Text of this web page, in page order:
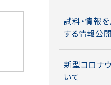
試料・情報
する情報公開
新型コロナ
いて